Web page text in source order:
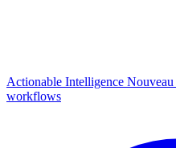
Actionable Intelligence Nouveau
workflows